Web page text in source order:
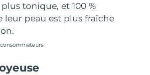
tonique, et 100 %
leur peau est plus fraîche